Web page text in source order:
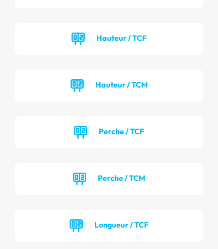
Hauteur / TCF
Hauteur / TCM
Perche / TCF
Perche / TCM
Longueur / TCF